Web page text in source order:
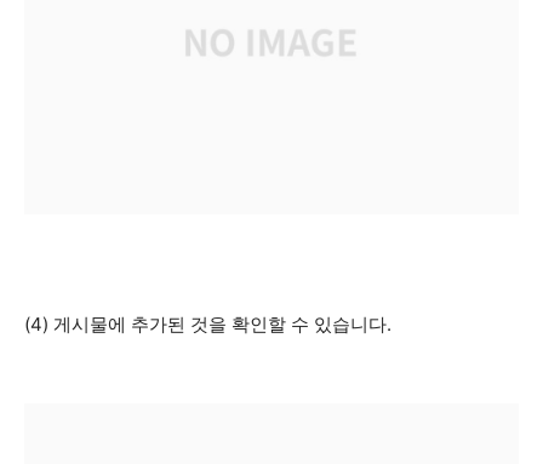
(4) 게시물에 추가된 것을 확인할 수 있습니다.